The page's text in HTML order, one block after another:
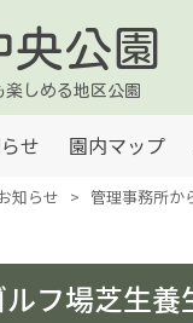
央公園
楽しめる地区公園
せ 園内マップ
知らせ > 管理事務所か
フ場芝生養